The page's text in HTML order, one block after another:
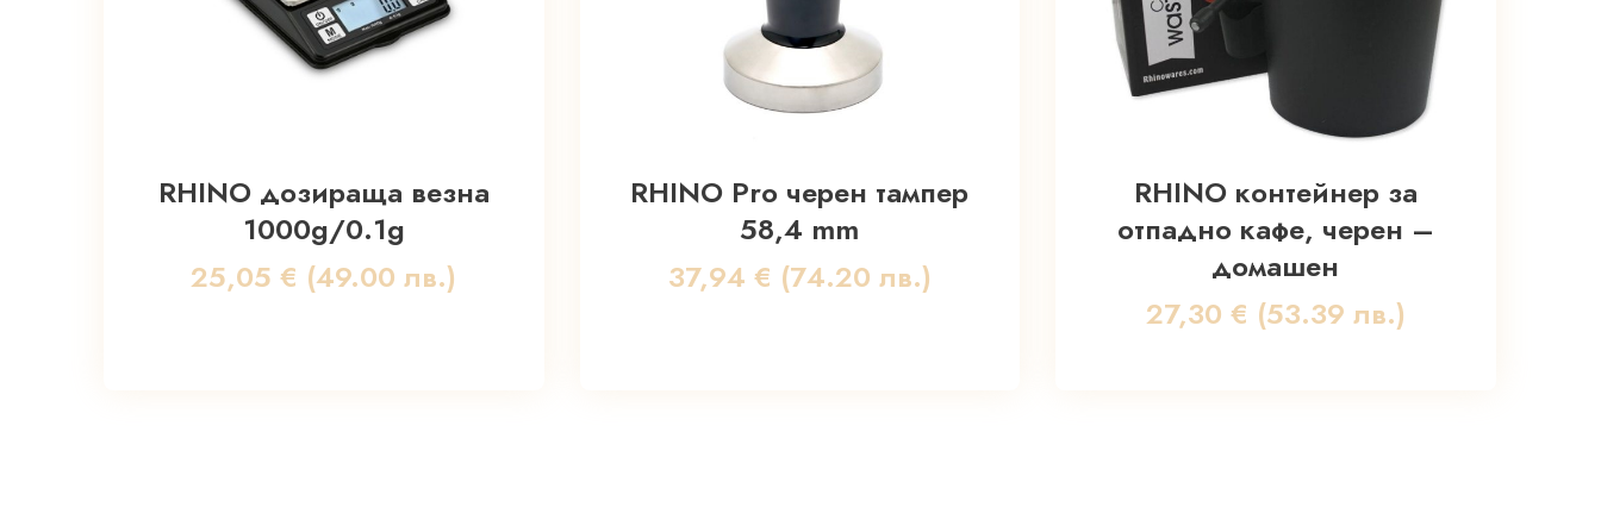
RHINO дозираща везна
1000g/0.1g
25,05€ (49.00 лв.)
RHINO Pro черен тампер
58,4 mm
37,94 € (74.20 лв.)
RHINO контейнер за
отпадно кафе, черен –
домашен
27,30 € (53.39 лв.)